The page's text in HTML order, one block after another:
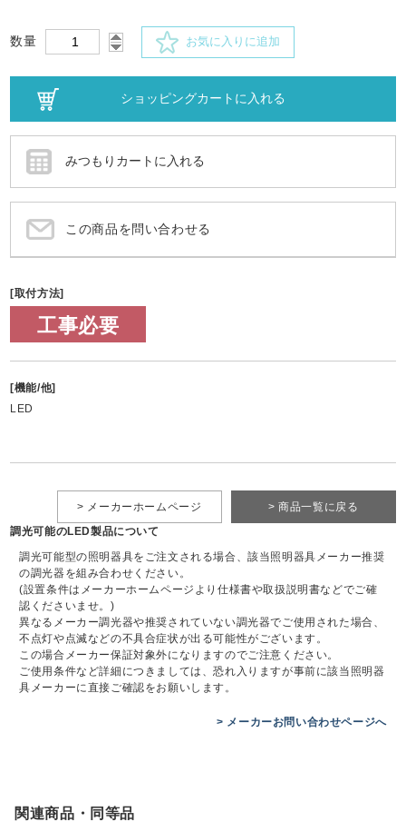
数量 お気に入りに追加
この商品を問い合わせる
[取付方法]
工事必要
[機能/他]
LED
> 商品一覧に戻る
> メーカーホームページ
調光可能のLED製品について
調光可能型の照明器具をご注文される場合、該当照明器具メーカー推奨
の調光器を組み合わせください。
(設置条件はメーカーホームページより仕様書や取扱説明書などでご確
認くださいませ。)
異なるメーカー調光器や推奨されていない調光器でご使用された場合、
不点灯や点滅などの不具合症状が出る可能性がございます。
この場合メーカー保証対象外になりますのでご注意ください。
ご使用条件など詳細につきましては、恐れ入りますが事前に該当照明器
具メーカーに直接ご確認をお願いします。
> メーカーお問い合わせページへ
関連商品・同等品